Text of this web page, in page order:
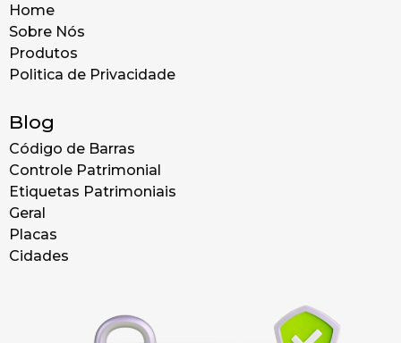
Home
Sobre Nós
Produtos
Politica de Privacidade
Blog
Código de Barras
Controle Patrimonial
Etiquetas Patrimoniais
Geral
Placas
Cidades